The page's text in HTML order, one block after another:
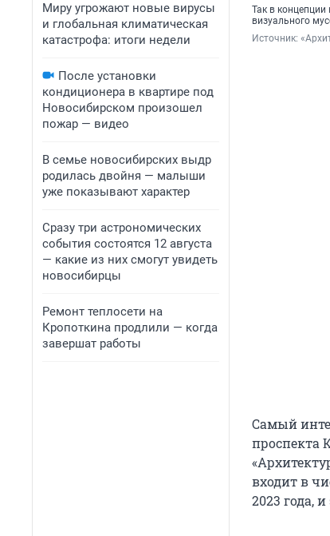
Миру угрожают новые вирусы
и глобальная климатическая
катастрофа: итоги недели
После установки
кондиционера в квартире под
Новосибирском произошел
пожар — видео
В семье новосибирских выдр
родилась двойня — малыши
уже показывают характер
Сразу три астрономических
события состоятся 12 августа
— какие из них смогут увидеть
новосибирцы
Ремонт теплосети на
Кропоткина продлили — когда
завершат работы
Так в
визуального
Источник:
Самый
проспекта
входит в
2023 года,